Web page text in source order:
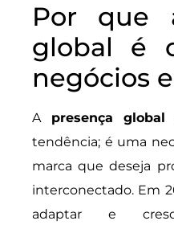
Por que
global é
negócios
A presença global
tendência; é uma
marca que deseja
interconectado. Em
adaptar e